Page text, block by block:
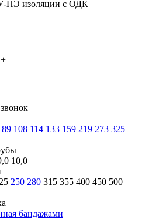
ПЭ изоляции с ОДК
+
89 108 114 133 159 219 273 325
10,0
250 280 315 355 400 450 500
бандажами